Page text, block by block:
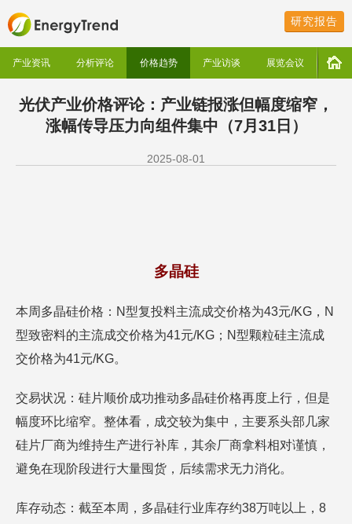
研究报告
产业资讯 分析评论 价格趋势 产业访谈 展览会议
光伏产业价格评论：产业链报涨但幅度缩窄，
涨幅传导压力向组件集中（7月31日）
2025-08-01
多晶硅
本周多晶硅价格：N型复投料主流成交价格为43元/KG，N
型致密料的主流成交价格为41元/KG；N型颗粒硅主流成
交价格为41元/KG。
交易状况：硅片顺价成功推动多晶硅价格再度上行，但是
幅度环比缩窄。整体看，成交较为集中，主要系头部几家
硅片厂商为维持生产进行补库，其余厂商拿料相对谨慎，
避免在现阶段进行大量囤货，后续需求无力消化。
库存动态：截至本周，多晶硅行业库存约38万吨以上，8